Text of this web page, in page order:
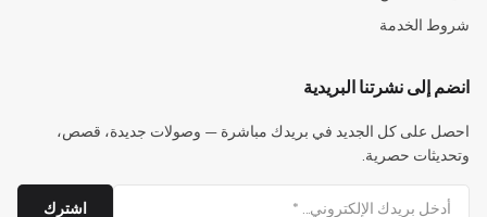
شروط الخدمة
انضم إلى نشرتنا البريدية
احصل على كل الجديد في بريدك مباشرة — وصولات جديدة، قصص،
وتحديثات حصرية.
اشترك